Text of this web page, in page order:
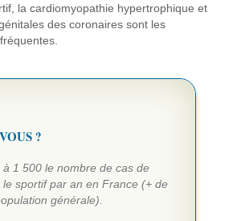
la cardiomyopathie hypertrophique et
des coronaires sont les
?
1 500 le nombre de cas de
sportif par an en France (+ de
générale).